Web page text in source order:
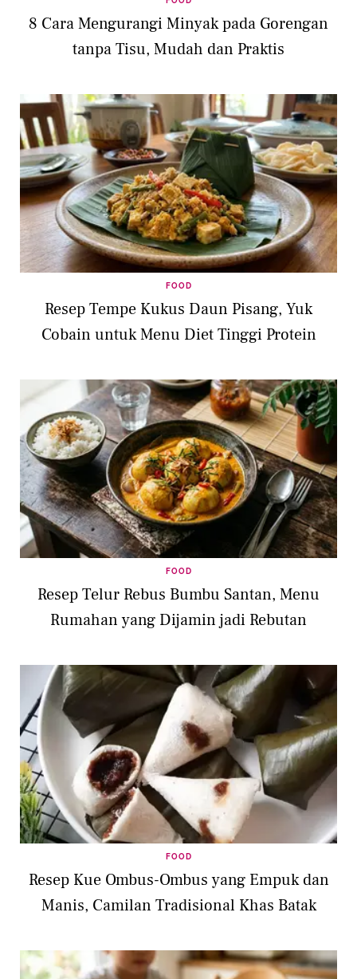
8 Cara Mengurangi Minyak pada Gorengan
tanpa Tisu, Mudah dan Praktis
FOOD
Resep Tempe Kukus Daun Pisang, Yuk
Cobain untuk Menu Diet Tinggi Protein
FOOD
Resep Telur Rebus Bumbu Santan, Menu
Rumahan yang Dijamin jadi Rebutan
FOOD
Resep Kue Ombus-Ombus yang Empuk dan
Manis, Camilan Tradisional Khas Batak